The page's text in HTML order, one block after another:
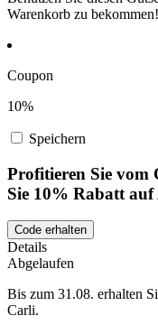
Warenkorb zu bekommen!
Coupon
10%
Speichern
Profitieren Sie
Sie 10% Rabatt
Code erhalten
Details
Abgelaufen
Bis zum 31.08. erhalten
Carli.